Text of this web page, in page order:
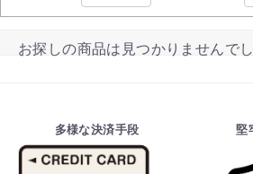
お探しの商品は見つかりませんで
多様な決済手段 堅